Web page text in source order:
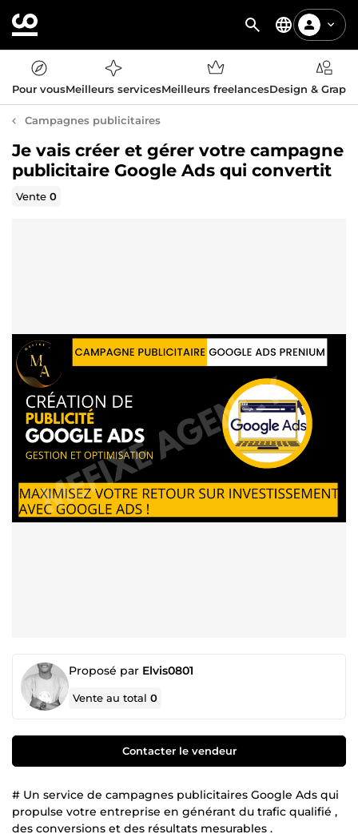
Pour vousMeilleurs servicesMeilleurs freelancesDesign &
Campagnes publicitaires
Je vais créer et gérer votre campagne
publicitaire Google Ads qui convertit
Vente0
Proposé par Elvis0801
Vente au total0
Contacter le vendeur
# Un service de campagnes publicitaires Google Ads qui
propulse votre entreprise en générant du trafic qualifié ,
des conversions et des résultats mesurables .